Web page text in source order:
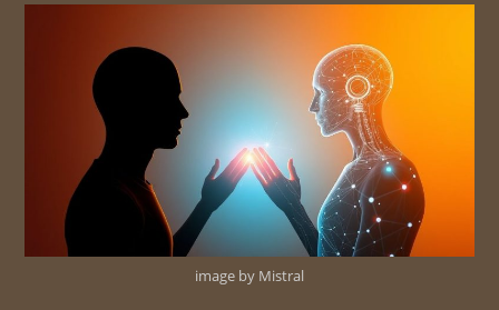
image by Mistral